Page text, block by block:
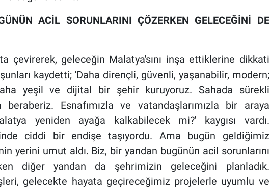
ACİL SORUNLARINI ÇÖZERKEN GELECEĞİNİ DE
çevirerek, geleceğin Malatya'sını inşa ettiklerine dikkati
kaydetti; 'Daha dirençli, güvenli, yaşanabilir, modern;
yeşil ve dijital bir şehir kuruyoruz. Sahada sürekli
beraberiz. Esnafımızla ve vatandaşlarımızla bir araya
yeniden ayağa kalkabilecek mi?' kaygısı vardı.
ciddi bir endişe taşıyordu. Ama bugün geldiğimiz
yerini umut aldı. Biz, bir yandan bugünün acil sorunlarını
diğer yandan da şehrimizin geleceğini planladık.
gelecekte hayata geçireceğimiz projelerle uyumlu ve